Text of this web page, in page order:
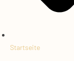
Startseite